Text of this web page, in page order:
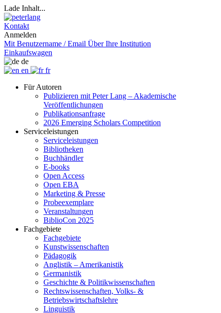
Lade Inhalt...
Kontakt
Anmelden
Mit Benutzername / Email Über Ihre Institution
Einkaufswagen
de
en
fr
Für Autoren
Publizieren mit Peter Lang – Akademische
Veröffentlichungen
Publikationsanfrage
2026 Emerging Scholars Competition
Serviceleistungen
Serviceleistungen
Bibliotheken
Buchhändler
E-books
Open Access
Open EBA
Marketing & Presse
Probeexemplare
Veranstaltungen
BiblioCon 2025
Fachgebiete
Fachgebiete
Kunstwissenschaften
Pädagogik
Anglistik – Amerikanistik
Germanistik
Geschichte & Politikwissenschaften
Rechtswissenschaften, Volks- &
Betriebswirtschaftslehre
Linguistik